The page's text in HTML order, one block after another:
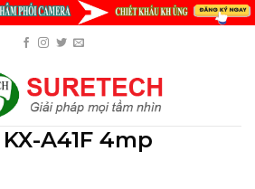
A41F 4mp